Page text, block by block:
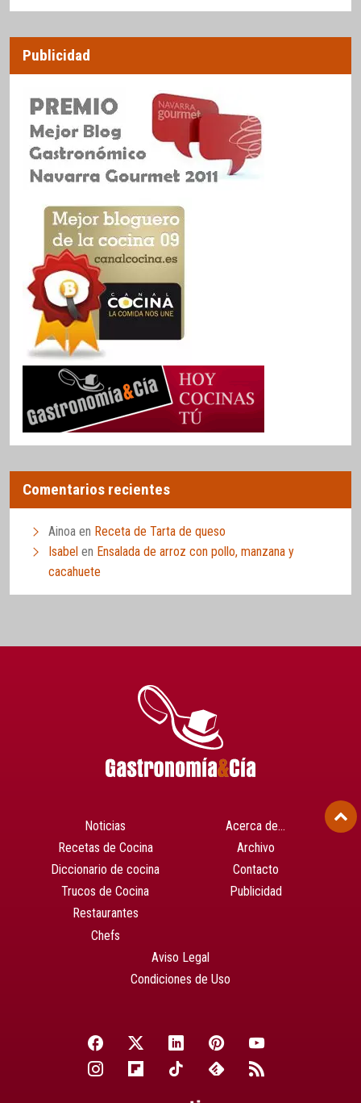
Publicidad
Comentarios recientes
Ainoa en Receta de Tarta de queso
Isabel en Ensalada de arroz con pollo, manzana y
cacahuete
Noticias
Recetas de Cocina
Diccionario de cocina
Trucos de Cocina
Restaurantes
Chefs
Acerca de…
Archivo
Contacto
Publicidad
Aviso Legal
Condiciones de Uso